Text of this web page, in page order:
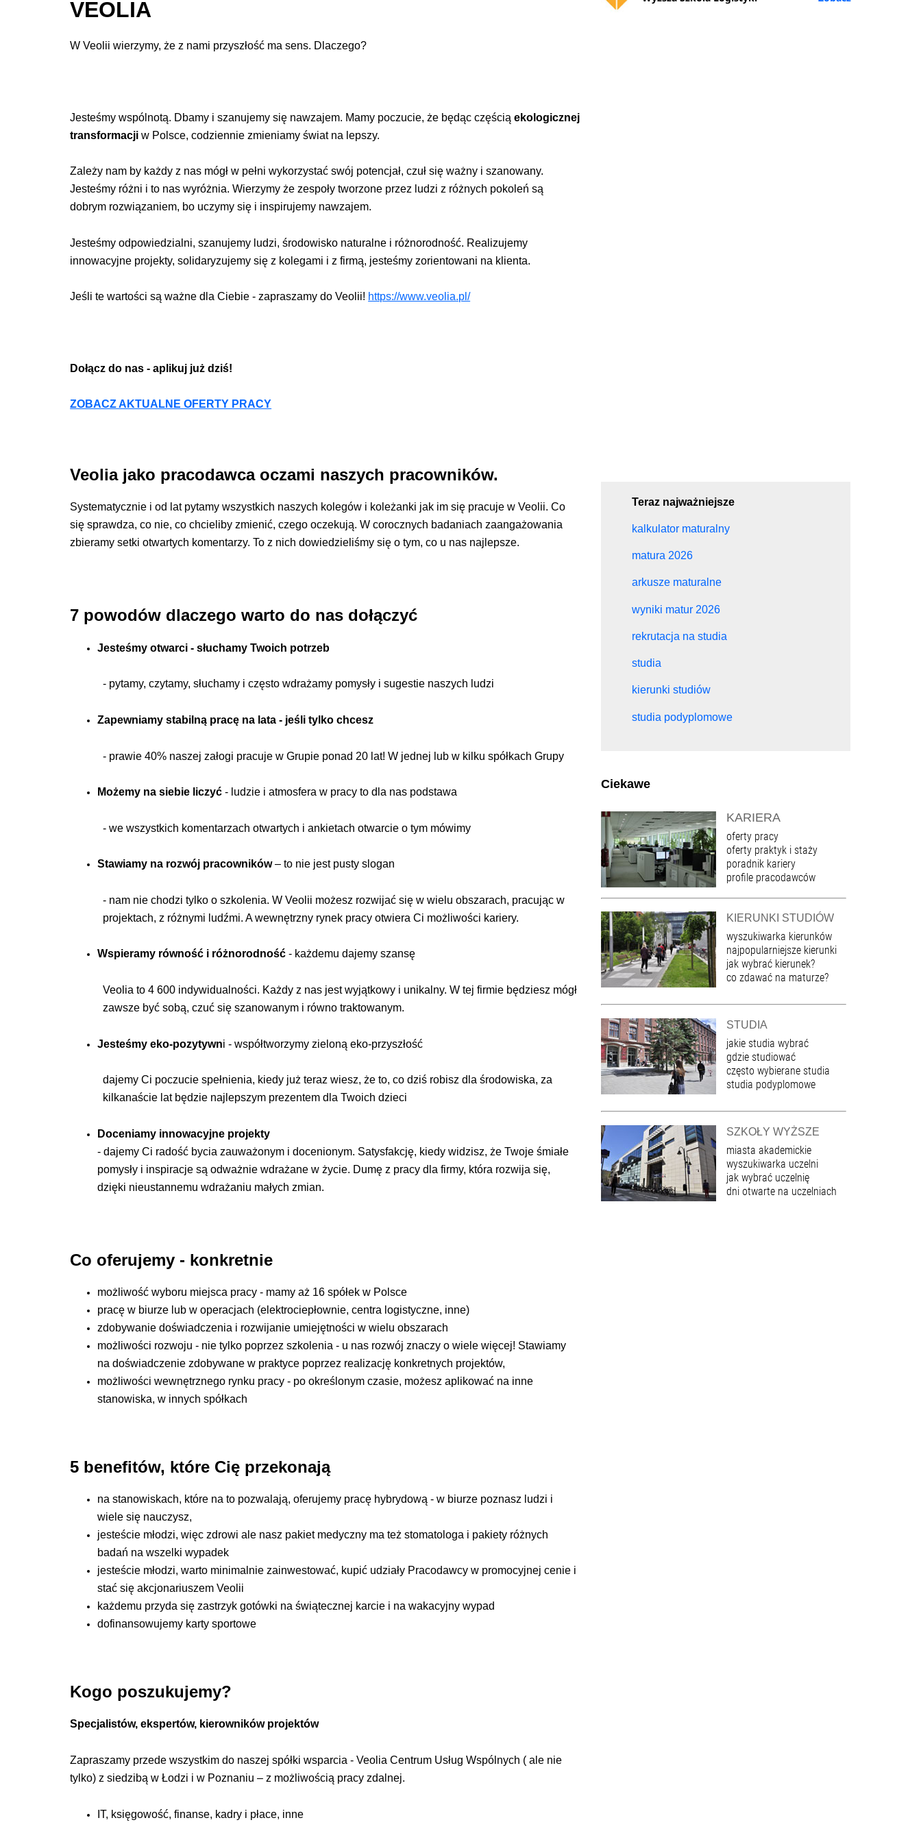
VEOLIA
W Veolii wierzymy, że z nami przyszłość ma sens. Dlaczego?
Jesteśmy wspólnotą. Dbamy i szanujemy się nawzajem. Mamy poczucie, że będąc częściąekologicznej
transformacji w Polsce, codziennie zmieniamy świat na lepszy.
Zależy nam by każdy z nas mógł w pełni wykorzystać swój potencjał, czuł się ważny i szanowany.
Jesteśmy różni i to nas wyróżnia. Wierzymy że zespoły tworzone przez ludzi z różnych pokoleń są
dobrym rozwiązaniem, bo uczymy się i inspirujemy nawzajem.
Jesteśmy odpowiedzialni, szanujemy ludzi, środowisko naturalne i różnorodność. Realizujemy
innowacyjne projekty, solidaryzujemy się z kolegami i z firmą, jesteśmy zorientowani na klienta.
Jeśli te wartości są ważne dla Ciebie - zapraszamy do Veolii! https://www.veolia.pl/
Dołącz do nas - aplikuj już dziś!
ZOBACZ AKTUALNE OFERTY PRACY
Veolia jako pracodawca oczami naszych pracowników.
Systematycznie i od lat pytamy wszystkich naszych kolegów i koleżanki jak im się pracuje w Veolii. Co
się sprawdza, co nie, co chcieliby zmienić, czego oczekują. W corocznych badaniach zaangażowania
zbieramy setki otwartych komentarzy. To z nich dowiedzieliśmy się o tym, co u nas najlepsze.
7 powodów dlaczego warto do nas dołączyć
Jesteśmy otwarci - słuchamy Twoich potrzeb
- pytamy, czytamy, słuchamy i często wdrażamy pomysły i sugestie naszych ludzi
Zapewniamy stabilną pracę na lata - jeśli tylko chcesz
- prawie 40% naszej załogi pracuje w Grupie ponad 20 lat! W jednej lub w kilku spółkach Grupy
Możemy na siebie liczyć - ludzie i atmosfera w pracy to dla nas podstawa
- we wszystkich komentarzach otwartych i ankietach otwarcie o tym mówimy
Stawiamy na rozwój pracowników– to nie jest pusty slogan
- nam nie chodzi tylko o szkolenia. W Veolii możesz rozwijać się w wielu obszarach, pracując w
projektach, z różnymi ludźmi. A wewnętrzny rynek pracy otwiera Ci możliwości kariery.
Wspieramy równość i różnorodność- każdemu dajemy szansę
Veolia to 4 600 indywidualności. Każdy z nas jest wyjątkowy i unikalny. W tej firmie będziesz mógł
zawsze być sobą, czuć się szanowanym i równo traktowanym.
Jesteśmy eko-pozytywni - współtworzymy zieloną eko-przyszłość
dajemy Ci poczucie spełnienia, kiedy już teraz wiesz, że to, co dziś robisz dla środowiska, za
kilkanaście lat będzie najlepszym prezentem dla Twoich dzieci
Doceniamy innowacyjne projekty
- dajemy Ci radość bycia zauważonym i docenionym. Satysfakcję, kiedy widzisz, że Twoje śmiałe
pomysły i inspiracje są odważnie wdrażane w życie. Dumę z pracy dla firmy, która rozwija się,
dzięki nieustannemu wdrażaniu małych zmian.
Co oferujemy - konkretnie
możliwość wyboru miejsca pracy - mamy aż 16 spółek w Polsce
pracę w biurze lub w operacjach (elektrociepłownie, centra logistyczne, inne)
zdobywanie doświadczenia i rozwijanie umiejętności w wielu obszarach
możliwości rozwoju - nie tylko poprzez szkolenia - u nas rozwój znaczy o wiele więcej! Stawiamy
na doświadczenie zdobywane w praktyce poprzez realizację konkretnych projektów,
możliwości wewnętrznego rynku pracy - po określonym czasie, możesz aplikować na inne
stanowiska, w innych spółkach
5 benefitów, które Cię przekonają
na stanowiskach, które na to pozwalają, oferujemy pracę hybrydową - w biurze poznasz ludzi i
wiele się nauczysz,
jesteście młodzi, więc zdrowi ale nasz pakiet medyczny ma też stomatologa i pakiety różnych
badań na wszelki wypadek
jesteście młodzi, warto minimalnie zainwestować, kupić udziały Pracodawcy w promocyjnej cenie i
stać się akcjonariuszem Veolii
każdemu przyda się zastrzyk gotówki na świątecznej karcie i na wakacyjny wypad
dofinansowujemy karty sportowe
Kogo poszukujemy?
Specjalistów, ekspertów, kierowników projektów
Zapraszamy przede wszystkim do naszej spółki wsparcia - Veolia Centrum Usług Wspólnych ( ale nie
tylko) z siedzibą w Łodzi i w Poznaniu – z możliwością pracy zdalnej.
IT, księgowość, finanse, kadry i płace, inne
Teraz najważniejsze
kalkulator maturalny
matura 2026
arkusze maturalne
wyniki matur 2026
rekrutacja na studia
studia
kierunki studiów
studia podyplomowe
Ciekawe
KARIERA
oferty pracy
oferty praktyk i staży
poradnik kariery
profile pracodawców
KIERUNKI STUDIÓW
wyszukiwarka kierunków
najpopularniejsze kierunki
jak wybrać kierunek?
co zdawać na maturze?
STUDIA
jakie studia wybrać
gdzie studiować
często wybierane studia
studia podyplomowe
SZKOŁY WYŻSZE
miasta akademickie
wyszukiwarka uczelni
jak wybrać uczelnię
dni otwarte na uczelniach